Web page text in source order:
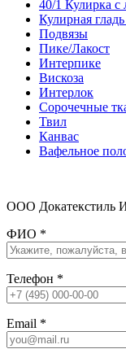
40/1 Кулирка с
Кулирная
Подвязы
Пике/Лакост
Интерпике
Вискоза
Интерлок
Сорочечные
Твил
Канвас
Вафельное
ООО Докатекстиль
ФИО *
Телефон *
Email *